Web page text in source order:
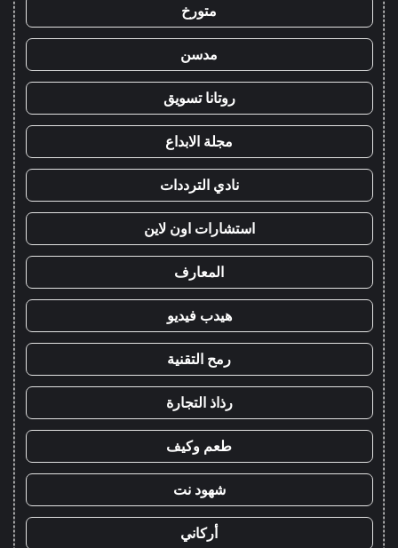
متورخ
مدسن
روتانا تسويق
مجلة الابداع
نادي الترددات
استشارات اون لاين
المعارف
هيدب فيديو
رمح التقنية
رذاذ التجارة
طعم وكيف
شهود نت
أركاني